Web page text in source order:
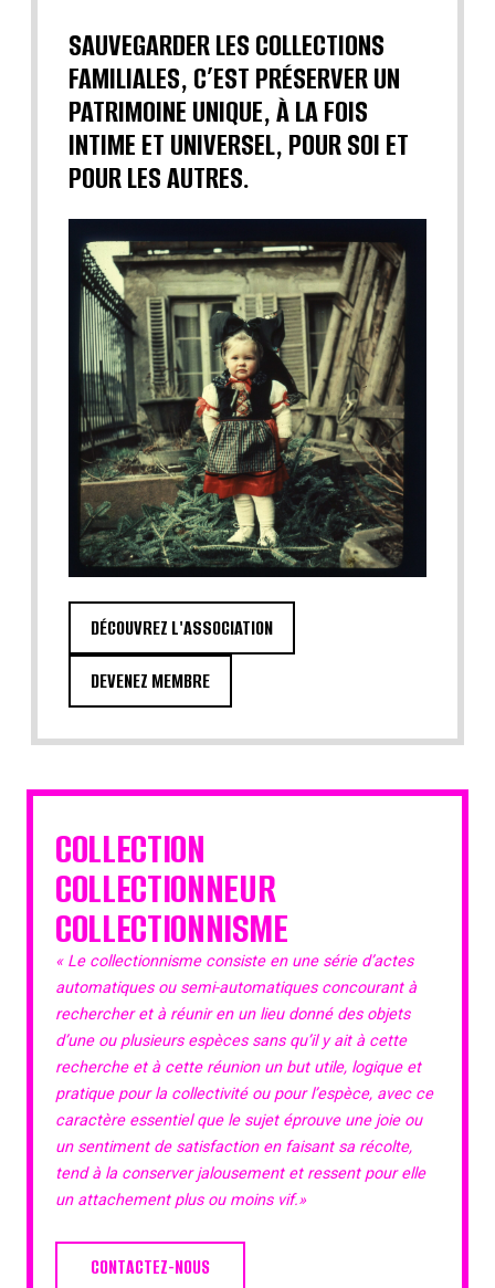
SAUVEGARDER LES COLLECTIONS
FAMILIALES, C’EST PRÉSERVER UN
PATRIMOINE UNIQUE, À LA FOIS
INTIME ET UNIVERSEL, POUR SOI ET
POUR LES AUTRES.
DÉCOUVREZ L'ASSOCIATION
DEVENEZ MEMBRE
COLLECTION
COLLECTIONNEUR
COLLECTIONNISME
« Le collectionnisme consiste en une série d’actes
automatiques ou semi-automatiques concourant à
rechercher et à réunir en un lieu donné des objets
d’une ou plusieurs espèces sans qu’il y ait à cette
recherche et à cette réunion un but utile, logique et
pratique pour la collectivité ou pour l’espèce, avec ce
caractère essentiel que le sujet éprouve une joie ou
un sentiment de satisfaction en faisant sa récolte,
tend à la conserver jalousement et ressent pour elle
un attachement plus ou moins vif.»
CONTACTEZ-NOUS